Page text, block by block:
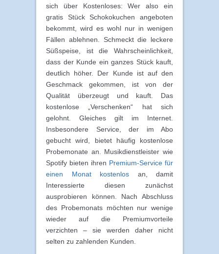
sich über Kostenloses: Wer also ein
gratis Stück Schokokuchen angeboten
bekommt, wird es wohl nur in wenigen
Fällen ablehnen. Schmeckt die leckere
Süßspeise, ist die Wahrscheinlichkeit,
dass der Kunde ein ganzes Stück kauft,
deutlich höher. Der Kunde ist auf den
Geschmack gekommen, ist von der
Qualität überzeugt und kauft. Das
kostenlose „Verschenken“ hat sich
gelohnt. Gleiches gilt im Internet.
Insbesondere Service, der im Abo
gebucht wird, bietet häufig kostenlose
Probemonate an. Musikdienstleister wie
Spotify bieten ihren Premium-Service für
einen Monat kostenlos an, damit
Interessierte diesen zunächst
ausprobieren können. Nach Abschluss
des Probemonats möchten nur wenige
wieder auf die Premiumvorteile
verzichten – sie werden daher nicht
selten zu zahlenden Kunden.